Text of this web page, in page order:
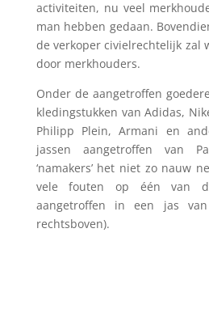
activiteiten, nu veel
man hebben gedaan.
de verkoper civielrechtelijk zal
door merkhouders.
Onder de aangetroffen
kledingstukken van Adidas,
Philipp Plein, Armani en
jassen aangetroffen van
‘namakers’ het niet zo nauw
vele fouten op één van
aangetroffen in een jas
rechtsboven).